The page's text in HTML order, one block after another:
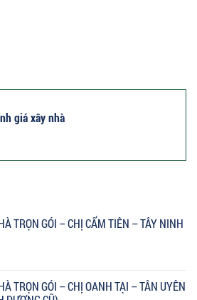
giá xây nhà
TRỌN GÓI – CHỊ CẨM TIÊN – TÂY NINH
TRỌN GÓI – CHỊ OANH TẠI – TÂN UYÊN